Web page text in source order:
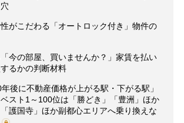
がこだわる「オートロック付き」物件の
今の部屋、買いませんか？」家賃を払い
るかの判断材料
年後に不動産価格が上がる駅・下がる駅」
スト1～100位は「勝どき」「豊洲」ほか
護国寺」ほか副都心エリアへ乗り換えな